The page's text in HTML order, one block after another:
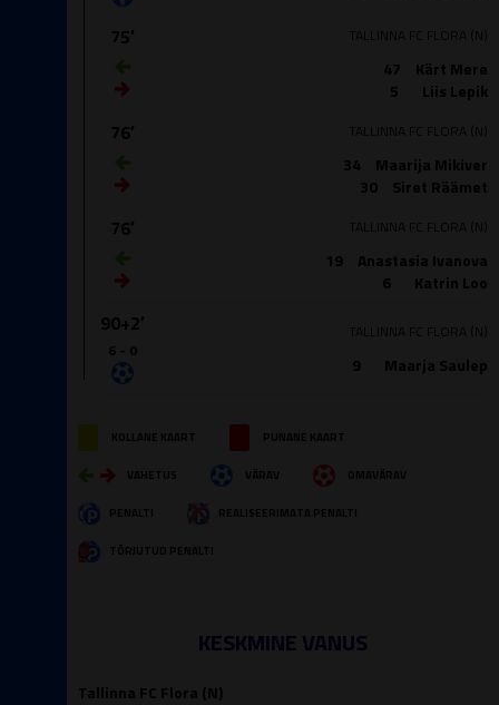
75′
47
Kärt Mere
5
Liis Lepik
TALLINNA FC FLORA (N)
76′
34
Maarija Mikiver
30
Siret Räämet
TALLINNA FC FLORA (N)
76′
19
Anastasia Ivanova
6
Katrin Loo
TALLINNA FC FLORA (N)
90+2′
6 - 0
9 Maarja Saulep
TALLINNA FC FLORA (N)
KOLLANE KAART PUNANE KAART
VAHETUS VÄRAV OMAVÄRAV
PENALTI REALISEERIMATA PENALTI
TÕRJUTUD PENALTI
KESKMINE VANUS
Tallinna FC Flora (N)